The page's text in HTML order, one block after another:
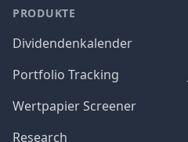
PRODUKTE
Dividendenkalender
Portfolio Tracking
Wertpapier Screener
Research